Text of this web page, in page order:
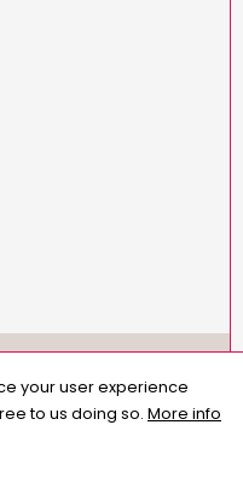
fréquentes
your user experience
to us doing so. More info